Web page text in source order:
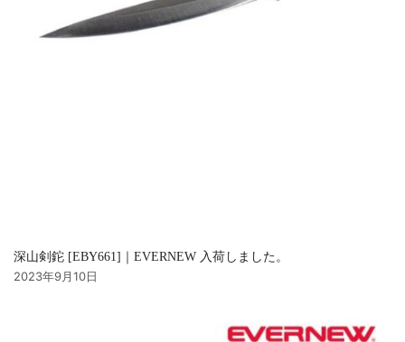
深山剣鉈 [EBY661]｜EVERNEW 入荷しました。
2023年9月10日